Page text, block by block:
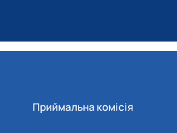
Приймальна комісія